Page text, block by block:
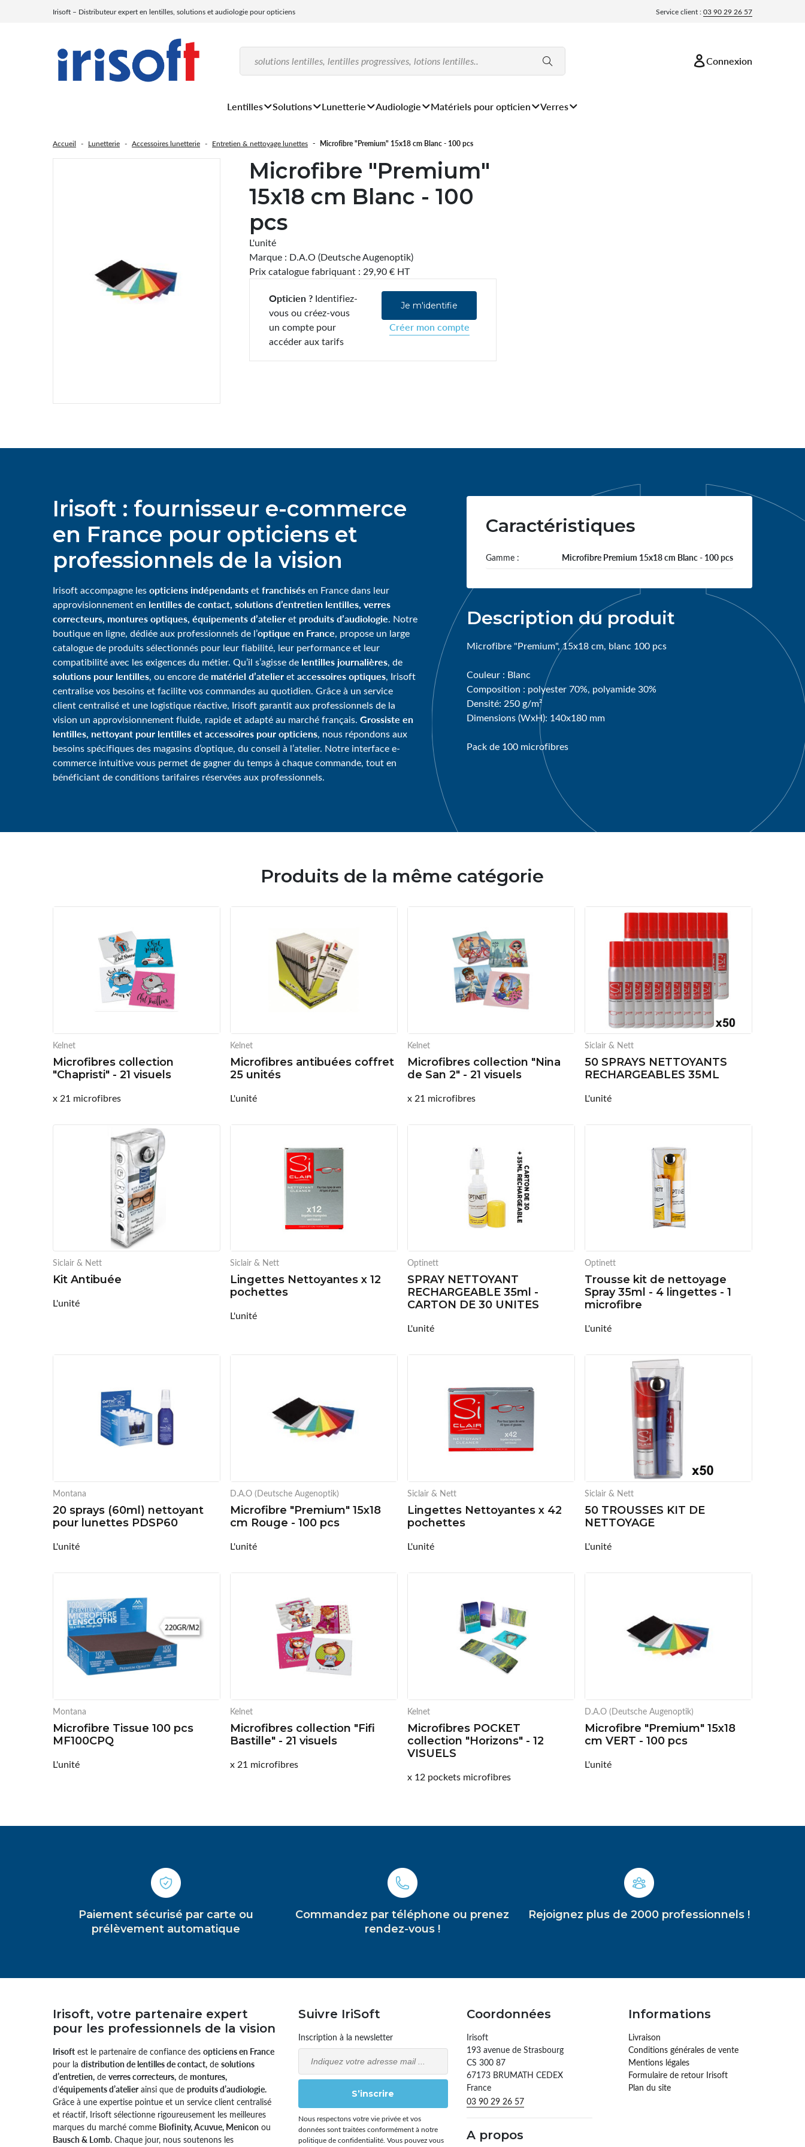
Irisoft – Distributeur expert en lentilles, solutions et audiologie pour opticiens Service client :03 90 29 26 57
Connexion
Lentilles Solutions Lunetterie Audiologie Matériels pour opticien Verres
Accueil Lunetterie Accessoires lunetterie Entretien & nettoyage lunettes Microfibre "Premium" 15x18 cm Blanc - 100 pcs
Microfibre "Premium"
15x18 cm Blanc - 100
pcs
L'unité
Marque : D.A.O (Deutsche Augenoptik)
Prix catalogue fabriquant : 29,90 € HT
Opticien ?Identifiez-
vous ou créez-vous
un compte pour
accéder aux tarifs
Je m'identifie
Créer mon compte
Irisoft : fournisseur e-commerce
en France pour opticiens et
professionnels de la vision
Irisoft accompagne lesopticiens indépendantsetfranchisésen France dans leur
approvisionnement en lentilles de contact, solutions d’entretien lentilles, verres
correcteurs, montures optiques, équipements d’atelieret produits d’audiologie. Notre
boutique en ligne, dédiée aux professionnels de l’optique en France, propose un large
catalogue de produits sélectionnés pour leur fiabilité, leur performance et leur
compatibilité avec les exigences du métier. Qu’il s’agisse de lentilles journalières, de
solutions pour lentilles, ou encore de matériel d’atelieretaccessoires optiques, Irisoft
centralise vos besoins et facilite vos commandes au quotidien. Grâce à un service
client centralisé et une logistique réactive, Irisoft garantit aux professionnels de la
vision un approvisionnement fluide, rapide et adapté au marché français. Grossiste en
lentilles, nettoyant pour lentilles et accessoires pour opticiens, nous répondons aux
besoins spécifiques des magasins d’optique, du conseil à l’atelier. Notre interface e-
commerce intuitive vous permet de gagner du temps à chaque commande, tout en
bénéficiant de conditions tarifaires réservées aux professionnels.
Caractéristiques
Gamme : Microfibre Premium 15x18 cm Blanc - 100 pcs
Description du produit
Microfibre "Premium", 15x18 cm, blanc 100 pcs
Couleur : Blanc
Composition : polyester 70%, polyamide 30%
Densité: 250 g/m²
Dimensions (WxH): 140x180 mm
Pack de 100 microfibres
Produits de la même catégorie
Kelnet
Microfibres collection
"Chapristi" - 21 visuels
x 21 microfibres
Kelnet
Microfibres antibuées coffret
25 unités
L'unité
Kelnet
Microfibres collection "Nina
de San 2" - 21 visuels
x 21 microfibres
Siclair & Nett
50 SPRAYS NETTOYANTS
RECHARGEABLES 35ML
L'unité
Siclair & Nett
Kit Antibuée
L'unité
Siclair & Nett
Lingettes Nettoyantes x 12
pochettes
L'unité
Optinett
SPRAY NETTOYANT
RECHARGEABLE 35ml -
CARTON DE 30 UNITES
L'unité
Optinett
Trousse kit de nettoyage
Spray 35ml - 4 lingettes - 1
microfibre
L'unité
Montana
20 sprays (60ml) nettoyant
pour lunettes PDSP60
L'unité
D.A.O (Deutsche Augenoptik)
Microfibre "Premium" 15x18
cm Rouge - 100 pcs
L'unité
Siclair & Nett
Lingettes Nettoyantes x 42
pochettes
L'unité
Siclair & Nett
50 TROUSSES KIT DE
NETTOYAGE
L'unité
Montana
Microfibre Tissue 100 pcs
MF100CPQ
L'unité
Kelnet
Microfibres collection "Fifi
Bastille" - 21 visuels
x 21 microfibres
Kelnet
Microfibres POCKET
collection "Horizons" - 12
VISUELS
x 12 pockets microfibres
D.A.O (Deutsche Augenoptik)
Microfibre "Premium" 15x18
cm VERT - 100 pcs
L'unité
Paiement sécurisé par carte ou
prélèvement automatique
Commandez par téléphone ou prenez
rendez-vous !
Rejoignez plus de 2000 professionnels !
Irisoft, votre partenaire expert
pour les professionnels de la vision
Irisoft est le partenaire de confiance des opticiens en France
pour la distribution de lentilles de contact, de solutions
d’entretien, de verres correcteurs, de montures,
d’équipements d’atelierainsi que de produits d’audiologie.
Grâce à une expertise pointue et un service client centralisé
et réactif, Irisoft sélectionne rigoureusement les meilleures
marques du marché comme Biofinity, Acuvue, Menicon ou
Bausch & Lomb. Chaque jour, nous soutenons les
Suivre IriSoft
Inscription à la newsletter
Email
S’inscrire
Nous respectons votre vie privée et vos
données sont traitées conformément à notre
politique de confidentialité. Vous pouvez vous
Coordonnées
Irisoft
193 avenue de Strasbourg
CS 300 87
67173 BRUMATH CEDEX
France
03 90 29 26 57
A propos
Informations
Livraison
Conditions générales de vente
Mentions légales
Formulaire de retour Irisoft
Plan du site